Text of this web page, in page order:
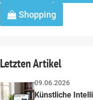
Shopping
Letzten Artikel
09.06.2026
Künstliche